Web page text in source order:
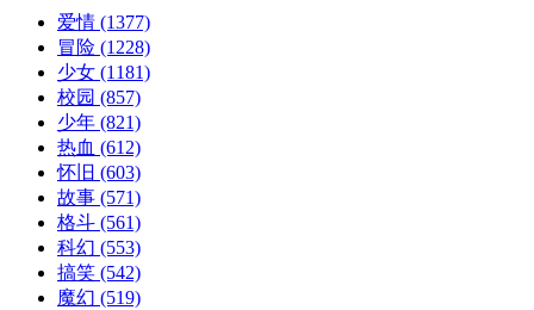
爱情 (1377)
冒险 (1228)
少女 (1181)
校园 (857)
少年 (821)
热血 (612)
怀旧 (603)
故事 (571)
格斗 (561)
科幻 (553)
搞笑 (542)
魔幻 (519)